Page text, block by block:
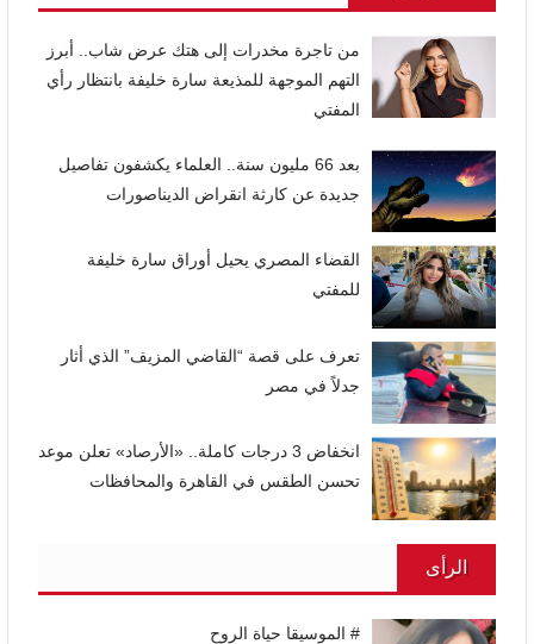
من تاجرة مخدرات إلى هتك عرض شاب.. أبرز
التهم الموجهة للمذيعة سارة خليفة بانتظار رأي
المفتي
بعد 66 مليون سنة.. العلماء يكشفون تفاصيل
جديدة عن كارثة انقراض الديناصورات
القضاء المصري يحيل أوراق سارة خليفة
للمفتي
تعرف على قصة “القاضي المزيف” الذي أثار
جدلاً في مصر
انخفاض 3 درجات كاملة.. «الأرصاد» تعلن موعد
تحسن الطقس في القاهرة والمحافظات
الرأى
# الموسيقا حياة الروح